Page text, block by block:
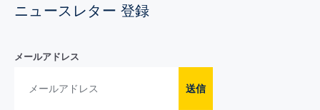
ニュースレター 登録
メールアドレス
送信